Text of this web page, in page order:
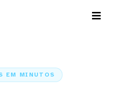
EM MINUTOS